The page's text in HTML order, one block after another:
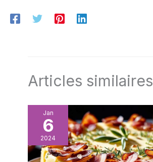
Articles similaires
Jan
6
2024